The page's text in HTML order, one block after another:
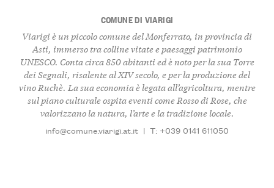
COMUNE DI VIARIGI
Viarigi è un piccolo comune del Monferrato, in provincia di
Asti, immerso tra colline vitate e paesaggi patrimonio
UNESCO. Conta circa 850 abitanti ed è noto per la suaTorre
dei Segnali, risalente al XIV secolo, e per la produzione del
vinoRuchè. La sua economia è legata all’agricoltura, mentre
sul piano culturale ospita eventi comeRosso di Rose, che
valorizzano la natura, l’arte e la tradizione locale.
info@comune.viarigi.at.it | T: +039 0141 611050